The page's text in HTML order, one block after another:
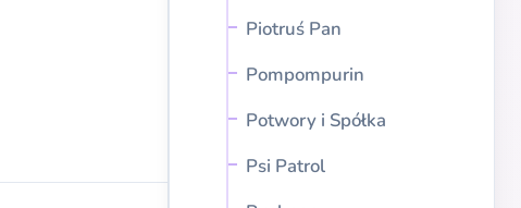
Piotruś Pan
Pompompurin
Potwory i Spółka
Psi Patrol